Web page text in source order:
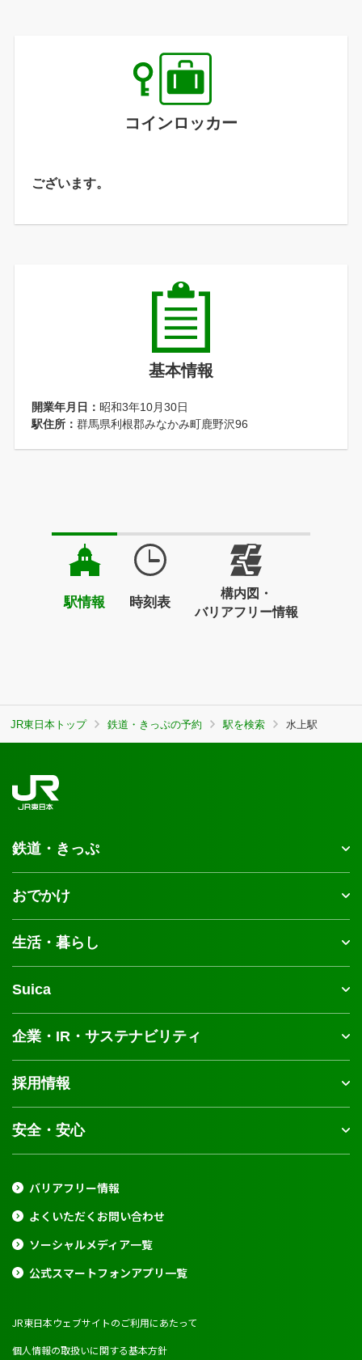
コインロッカー
ございます。
基本情報
開業年月日： 昭和3年10月30日
駅住所： 群馬県利根郡みなかみ町鹿野沢96
駅情報 時刻表
構内図・
バリアフリー情報
JR東日本トップ 鉄道・きっぷの予約 駅を検索 水上駅
鉄道・きっぷ
おでかけ
生活・暮らし
Suica
企業・IR・サステナビリティ
採用情報
安全・安心
バリアフリー情報
よくいただくお問い合わせ
ソーシャルメディア一覧
公式スマートフォンアプリ一覧
JR東日本ウェブサイトのご利用にあたって
個人情報の取扱いに関する基本方針